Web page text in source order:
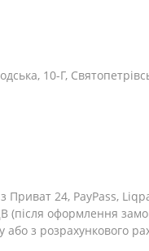
10-Г,
Приват 24, PayPass,
(після оформлення
або з розрахункового